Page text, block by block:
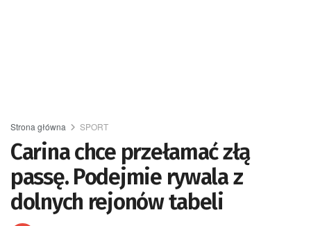
Strona główna SPORT
Carina chce przełamać złą
passę. Podejmie rywala z
dolnych rejonów tabeli